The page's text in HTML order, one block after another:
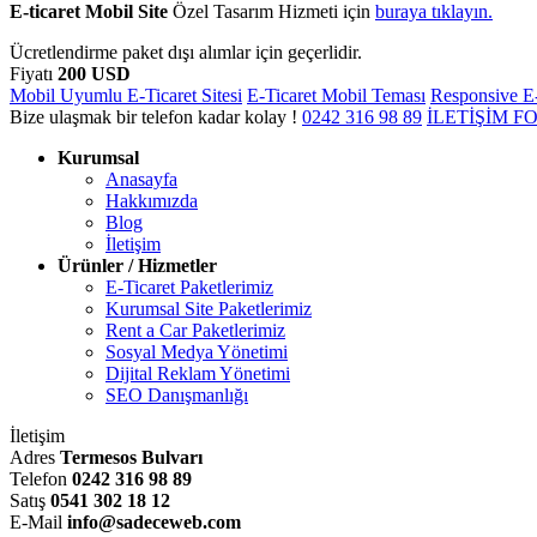
E-ticaret Mobil Site Özel Tasarım Hizmeti için buraya tıklayın.
Ücretlendirme paket dışı alımlar için geçerlidir.
Fiyatı 200 USD
Mobil Uyumlu E-Ticaret Sitesi E-Ticaret Mobil Teması Responsive
Bize ulaşmak bir telefon kadar kolay ! 0242 316 98 89 İLETİŞİM
Kurumsal
Anasayfa
Hakkımızda
Blog
İletişim
Ürünler / Hizmetler
E-Ticaret Paketlerimiz
Kurumsal Site Paketlerimiz
Rent a Car Paketlerimiz
Sosyal Medya Yönetimi
Dijital Reklam Yönetimi
SEO Danışmanlığı
İletişim
Adres Termesos Bulvarı
Telefon 0242 316 98 89
Satış 0541 302 18 12
E-Mail info@sadeceweb.com